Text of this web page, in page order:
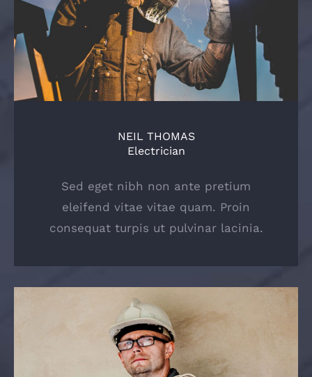
NEIL THOMAS
Electrician
Sed eget nibh non ante pretium
eleifend vitae vitae quam. Proin
consequat turpis ut pulvinar lacinia.